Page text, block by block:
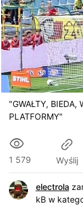
"GWAŁTY, BIEDA,
PLATFORMY"
1 579 Wyślij
electrola
kB w